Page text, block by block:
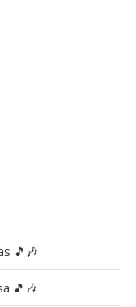
🎵🎶
🎵🎶